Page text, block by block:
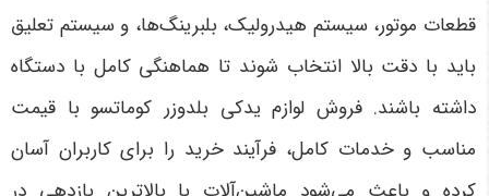
قطعات موتور، سیستم هیدرولیک، بلبرینگ‌ها، و سیستم تعلیق
باید با دقت بالا انتخاب شوند تا هماهنگی کامل با دستگاه
داشته باشند. فروش لوازم یدکی بلدوزر کوماتسو با قیمت
مناسب و خدمات کامل، فرآیند خرید را برای کاربران آسان